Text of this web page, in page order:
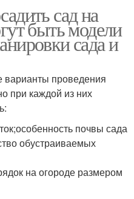
сад на
быть модели
сада и
варианты проведения
при каждой из них
почвы сада
обустраиваемых
на огороде размером